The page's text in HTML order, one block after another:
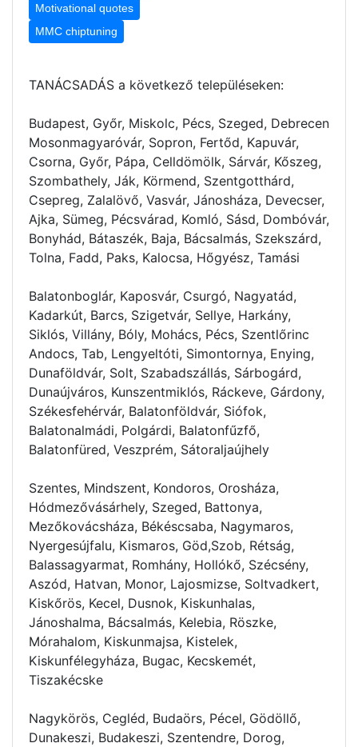
Motivational quotes
MMC chiptuning
TANÁCSADÁS a következő településeken:
Budapest, Győr, Miskolc, Pécs, Szeged, Debrecen
Mosonmagyaróvár, Sopron, Fertőd, Kapuvár,
Csorna, Győr, Pápa, Celldömölk, Sárvár, Kőszeg,
Szombathely, Ják, Körmend, Szentgotthárd,
Csepreg, Zalalövő, Vasvár, Jánosháza, Devecser,
Ajka, Sümeg, Pécsvárad, Komló, Sásd, Dombóvár,
Bonyhád, Bátaszék, Baja, Bácsalmás, Szekszárd,
Tolna, Fadd, Paks, Kalocsa, Hőgyész, Tamási
Balatonboglár, Kaposvár, Csurgó, Nagyatád,
Kadarkút, Barcs, Szigetvár, Sellye, Harkány,
Siklós, Villány, Bóly, Mohács, Pécs, Szentlőrinc
Andocs, Tab, Lengyeltóti, Simontornya, Enying,
Dunaföldvár, Solt, Szabadszállás, Sárbogárd,
Dunaújváros, Kunszentmiklós, Ráckeve, Gárdony,
Székesfehérvár, Balatonföldvár, Siófok,
Balatonalmádi, Polgárdi, Balatonfűzfő,
Balatonfüred, Veszprém, Sátoraljaújhely
Szentes, Mindszent, Kondoros, Orosháza,
Hódmezővásárhely, Szeged, Battonya,
Mezőkovácsháza, Békéscsaba, Nagymaros,
Nyergesújfalu, Kismaros, Göd,Szob, Rétság,
Balassagyarmat, Romhány, Hollókő, Szécsény,
Aszód, Hatvan, Monor, Lajosmizse, Soltvadkert,
Kiskőrös, Kecel, Dusnok, Kiskunhalas,
Jánoshalma, Bácsalmás, Kelebia, Röszke,
Mórahalom, Kiskunmajsa, Kistelek,
Kiskunfélegyháza, Bugac, Kecskemét,
Tiszakécske
Nagykörös, Cegléd, Budaörs, Pécel, Gödöllő,
Dunakeszi, Budakeszi, Szentendre, Dorog,